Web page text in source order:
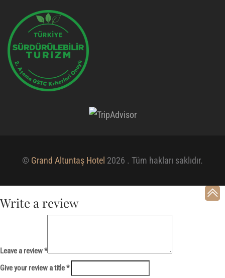
© Grand Altuntaş Hotel 2026 . Tüm hakları saklıdır.
Write a review
Leave a review *
Give your review a title *